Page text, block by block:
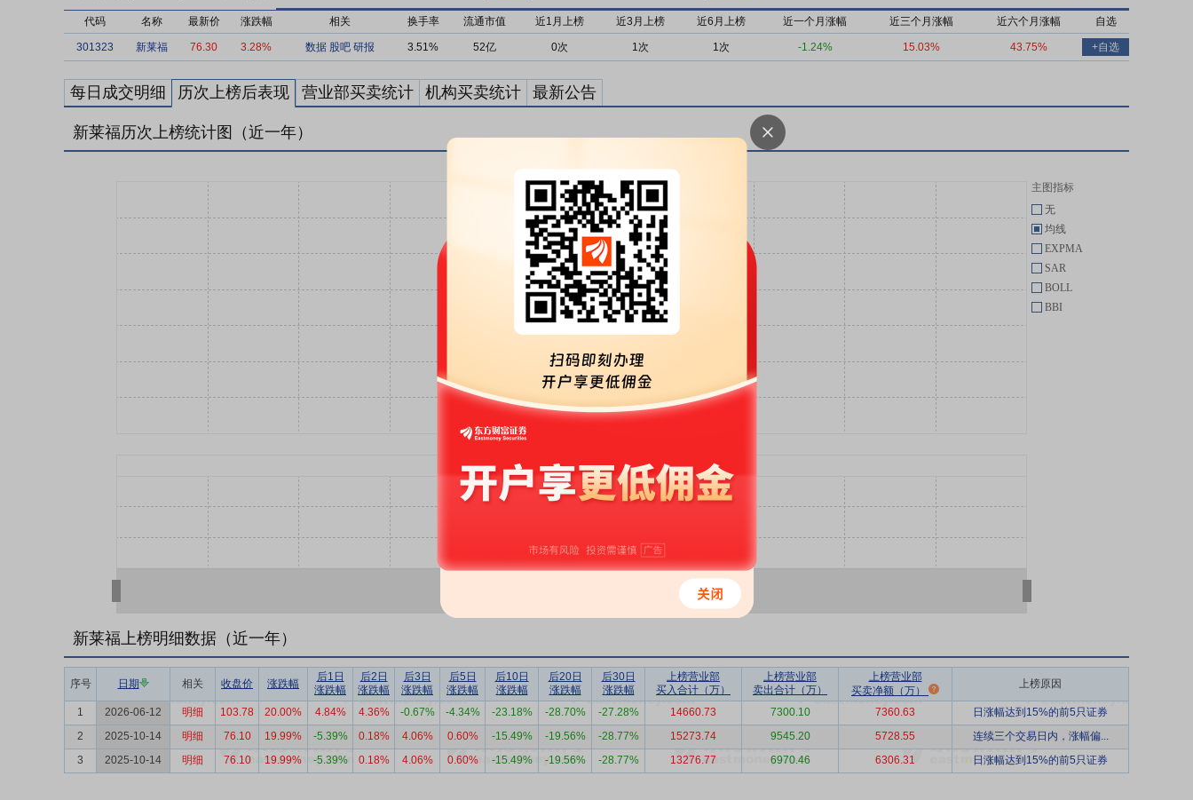
代码 名称 最新价 涨跌幅 相关 换手率 流通市值 近1月上榜 近3月上榜 近6月上榜 近一个月涨幅 近三个月涨幅 近六个月涨幅 自选
301323 新莱福 76.30 3.28% 数据 股吧 研报 3.51% 52亿 0次 1次 1次 -1.24% 15.03% 43.75% +自选
每日成交明细 历次上榜后表现 营业部买卖统计 机构买卖统计 最新公告
新莱福历次上榜统计图（近一年）
主图指标
无
均线
EXPMA
SAR
BOLL
BBI
新莱福上榜明细数据（近一年）
序号 日期 相关 收盘价 涨跌幅
后1日
涨跌幅
后2日
涨跌幅
后3日
涨跌幅
后5日
涨跌幅
后10日
涨跌幅
后20日
涨跌幅
后30日
涨跌幅
上榜营业部
买入合计（万）
上榜营业部
卖出合计（万）
上榜营业部
买卖净额（万）
上榜原因
1 2026-06-12 明细 103.78 20.00% 4.84% 4.36% -0.67% -4.34% -23.18% -28.70% -27.28% 14660.73 7300.10 7360.63
日涨幅达到15%的前5只证券
2
2025-10-14 明细 76.10 19.99% -5.39% 0.18% 4.06% 0.60% -15.49% -19.56% -28.77% 15273.74 9545.20 5728.55
连续三个交易日内，涨幅偏...
3
2025-10-14 明细 76.10 19.99% -5.39% 0.18% 4.06% 0.60% -15.49% -19.56% -28.77% 13276.77 6970.46 6306.31 日涨幅达到15%的前5只证券